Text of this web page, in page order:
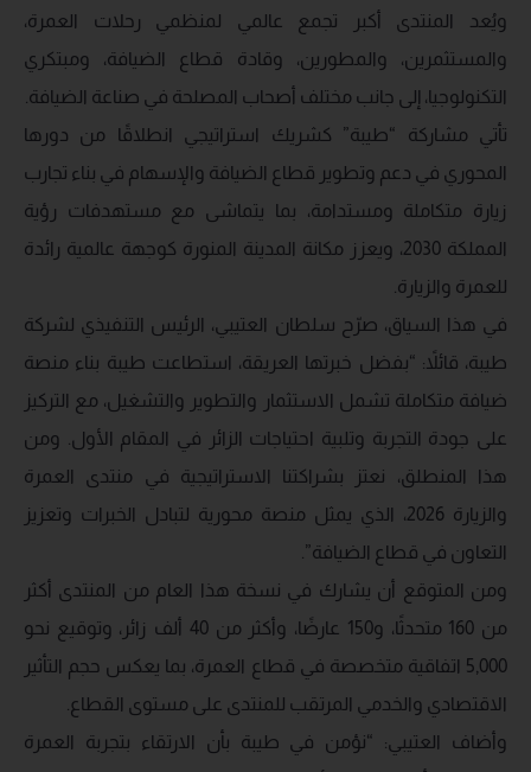
ويُعد المنتدى أكبر تجمع عالمي لمنظمي رحلات العمرة،
والمستثمرين، والمطورين، وقادة قطاع الضيافة، ومبتكري
التكنولوجيا، إلى جانب مختلف أصحاب المصلحة في صناعة الضيافة.
تأتي مشاركة “طيبة” كشريك استراتيجي انطلاقًا من دورها
المحوري في دعم وتطوير قطاع الضيافة والإسهام في بناء تجارب
زيارة متكاملة ومستدامة، بما يتماشى مع مستهدفات رؤية
المملكة 2030، ويعزز مكانة المدينة المنورة كوجهة عالمية رائدة
للعمرة والزيارة.
في هذا السياق، صرّح سلطان العتيبي، الرئيس التنفيذي لشركة
طيبة، قائلاً: “بفضل خبرتها العريقة، استطاعت طيبة بناء منصة
ضيافة متكاملة تشمل الاستثمار والتطوير والتشغيل، مع التركيز
على جودة التجربة وتلبية احتياجات الزائر في المقام الأول. ومن
هذا المنطلق، نعتز بشراكتنا الاستراتيجية في منتدى العمرة
والزيارة 2026، الذي يمثل منصة محورية لتبادل الخبرات وتعزيز
التعاون في قطاع الضيافة”.
ومن المتوقع أن يشارك في نسخة هذا العام من المنتدى أكثر
من 160 متحدثًا، و150 عارضًا، وأكثر من 40 ألف زائر، وتوقيع نحو
5,000 اتفاقية متخصصة في قطاع العمرة، بما يعكس حجم التأثير
الاقتصادي والخدمي المرتقب للمنتدى على مستوى القطاع.
وأضاف العتيبي: “نؤمن في طيبة بأن الارتقاء بتجربة العمرة